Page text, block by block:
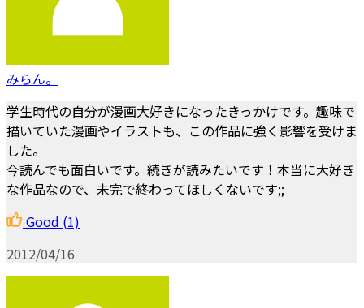
みらん。
学生時代の自分が漫画大好きになったきっかけです。趣味で
描いていた漫画やイラストも、この作品に強く影響を受けま
した。
今読んでも面白いです。続きが読みたいです！本当に大好き
な作品なので、未完で終わってほしくないです;;
Good (1)
2012/04/16